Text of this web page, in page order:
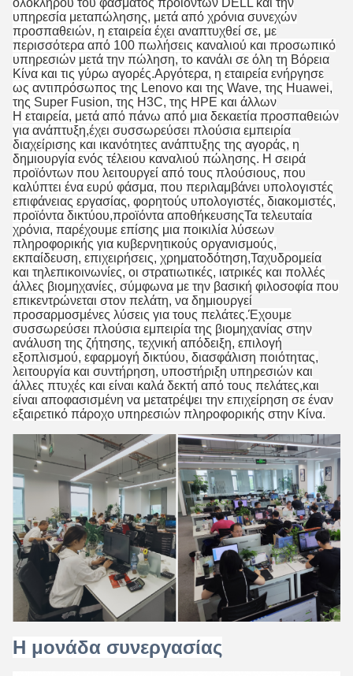
υπηρεσία μεταπώλησης, μετά από χρόνια συνεχών
προσπαθειών, η εταιρεία έχει αναπτυχθεί σε, με
περισσότερα από 100 πωλήσεις καναλιού και προσωπικό
υπηρεσιών μετά την πώληση, το κανάλι σε όλη τη Βόρεια
Κίνα και τις γύρω αγορές.Αργότερα, η εταιρεία ενήργησε
ως αντιπρόσωπος της Lenovo και της Wave, της Huawei,
της Super Fusion, της H3C, της HPE και άλλων
Η εταιρεία, μετά από πάνω από μια δεκαετία προσπαθειών
για ανάπτυξη,έχει συσσωρεύσει πλούσια εμπειρία
διαχείρισης και ικανότητες ανάπτυξης της αγοράς, η
δημιουργία ενός τέλειου καναλιού πώλησης. Η σειρά
προϊόντων που λειτουργεί από τους πλούσιους, που
καλύπτει ένα ευρύ φάσμα, που περιλαμβάνει υπολογιστές
επιφάνειας εργασίας, φορητούς υπολογιστές, διακομιστές,
προϊόντα δικτύου,προϊόντα αποθήκευσηςΤα τελευταία
χρόνια, παρέχουμε επίσης μια ποικιλία λύσεων
πληροφορικής για κυβερνητικούς οργανισμούς,
εκπαίδευση, επιχειρήσεις, χρηματοδότηση,Ταχυδρομεία
και τηλεπικοινωνίες, οι στρατιωτικές, ιατρικές και πολλές
άλλες βιομηχανίες, σύμφωνα με την βασική φιλοσοφία που
επικεντρώνεται στον πελάτη, να δημιουργεί
προσαρμοσμένες λύσεις για τους πελάτες.Έχουμε
συσσωρεύσει πλούσια εμπειρία της βιομηχανίας στην
ανάλυση της ζήτησης, τεχνική απόδειξη, επιλογή
εξοπλισμού, εφαρμογή δικτύου, διασφάλιση ποιότητας,
λειτουργία και συντήρηση, υποστήριξη υπηρεσιών και
άλλες πτυχές και είναι καλά δεκτή από τους πελάτες,και
είναι αποφασισμένη να μετατρέψει την επιχείρηση σε έναν
εξαιρετικό πάροχο υπηρεσιών πληροφορικής στην Κίνα.
Η μονάδα συνεργασίας